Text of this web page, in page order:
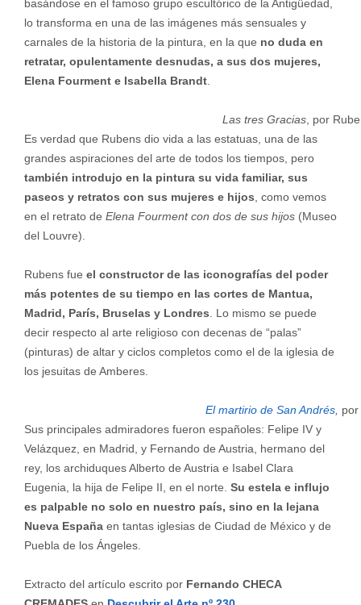
basándose en el famoso grupo escultórico de la Antigüedad,
lo transforma en una de las imágenes más sensuales y
carnales de la historia de la pintura, en la que no duda en
retratar, opulentamente desnudas, a sus dos mujeres,
Elena Fourment e Isabella Brandt.
Las tres Gracias, por
Es verdad que Rubens dio vida a las estatuas, una de las
grandes aspiraciones del arte de todos los tiempos, pero
también introdujo en la pintura su vida familiar, sus
paseos y retratos con sus mujeres e hijos , como vemos
en el retrato de Elena Fourment con dos de sus hijos(Museo
del Louvre).
Rubens fue el constructor de las iconografías del poder
más potentes de su tiempo en las cortes de Mantua,
Madrid, París, Bruselas y Londres . Lo mismo se puede
decir respecto al arte religioso con decenas de “palas”
(pinturas) de altar y ciclos completos como el de la iglesia de
los jesuitas de Amberes.
El martirio de San Andrés,
Sus principales admiradores fueron españoles: Felipe IV y
Velázquez, en Madrid, y Fernando de Austria, hermano del
rey, los archiduques Alberto de Austria e Isabel Clara
Eugenia, la hija de Felipe II, en el norte. Su estela e influjo
es palpable no solo en nuestro país, sino en la lejana
Nueva Españaen tantas iglesias de Ciudad de México y de
Puebla de los Ángeles.
Extracto del artículo escrito por Fernando CHECA